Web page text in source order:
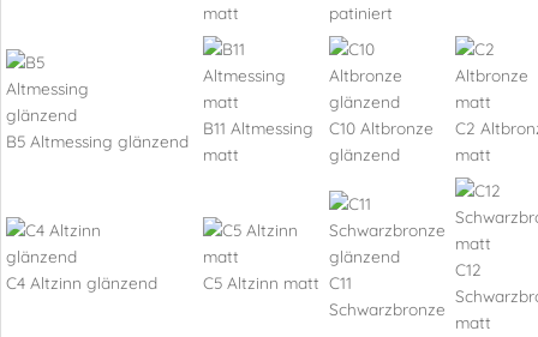
matt patiniert
B5 Altmessing glänzend
B11 Altmessing
matt
C10 Altbronze
glänzend
C2
matt
C4 Altzinn glänzend C5 Altzinn matt C11
Schwarzbronze
C12
matt